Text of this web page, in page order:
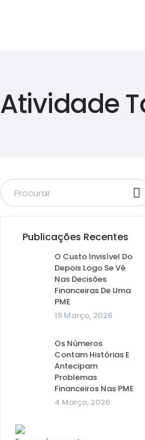
Atividade
Publicações Recentes
O Custo Invisível Do
Depois Logo Se Vê
Nas Decisões
Financeiras De Uma
PME
19 Março, 2026
Os Números
Contam Histórias E
Antecipam
Problemas
Financeiros Nas PME
4 Março, 2026